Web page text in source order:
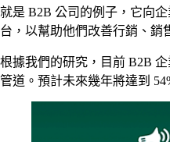
就是 B2B 公司的例子，它向
台，以幫助他們改善行銷、銷
根據我們的研究，目前 B2B
管道。預計未來幾年將達到